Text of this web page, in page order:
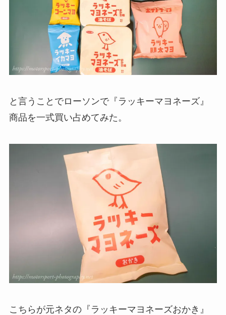
と言うことでローソンで『ラッキーマヨネーズ』
商品を一式買い占めてみた。
こちらが元ネタの『ラッキーマヨネーズおかき』